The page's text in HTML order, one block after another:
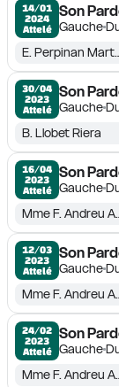
14/01
2024
Attelé
Son
Gauche
E. Perpinan
30/04
2023
Attelé
Son
Gauche
B. Llobet Riera
16/04
2023
Attelé
Son
Gauche
Mme F. Andreu
12/03
2023
Attelé
Son
Gauche
Mme F. Andreu
24/02
2023
Attelé
Son
Gauche
Mme F. Andreu